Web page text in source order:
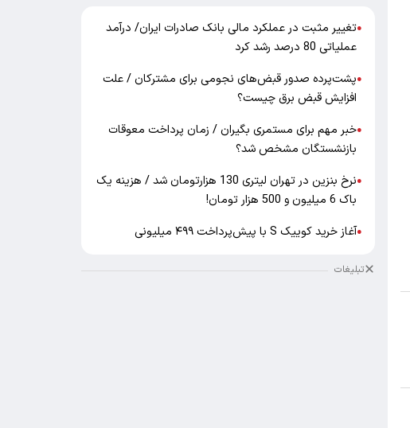
●تغییر مثبت در عملکرد مالی بانک صادرات ایران/ درآمد
عملیاتی 80 درصد رشد کرد
●پشت‌پرده صدور قبض‌های نجومی برای مشترکان / علت
افزایش قبض برق چیست؟
●خبر مهم برای مستمری بگیران / زمان پرداخت معوقات
بازنشستگان مشخص شد؟
●
نرخ بنزین در تهران لیتری 130 هزارتومان شد / هزینه یک
باک 6 میلیون و 500 هزار تومان!
●آغاز خرید کوییک S با پیش‌پرداخت ۴۹۹ میلیونی
تبلیغات